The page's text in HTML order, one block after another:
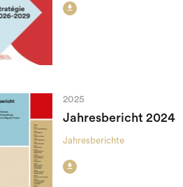

2025
Jahresbericht 2024
Jahresberichte
